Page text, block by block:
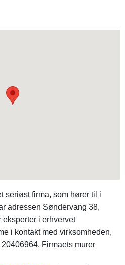
seriøst firma, som hører til i
adressen Søndervang 38,
i erhvervet
i kontakt med virksomheden,
Firmaets murer